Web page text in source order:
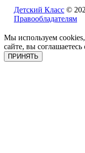
Детский Класс ©
Правообладателям
Мы используем
сайте, вы соглашаетесь
ПРИНЯТЬ